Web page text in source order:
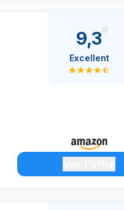
9,3
Excellent